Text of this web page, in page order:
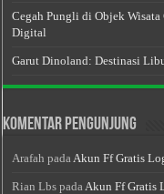
Cegah Pungli di Objek Wisata
Digital
Garut Dinoland: Destinasi
Komentar Pengunjung
Arafah pada Akun Ff Gratis
Rian Lbs pada Akun Ff Gratis